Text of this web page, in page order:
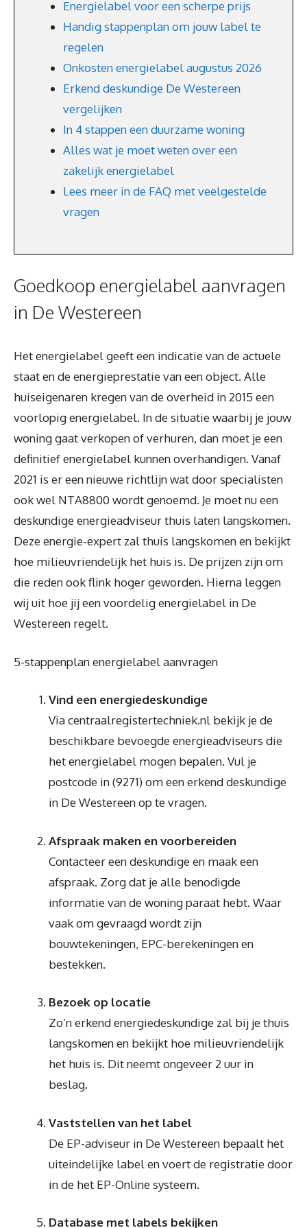
Energielabel voor een scherpe prijs
Handig stappenplan om jouw label te
regelen
Onkosten energielabel augustus 2026
Erkend deskundige De Westereen
vergelijken
In 4 stappen een duurzame woning
Alles wat je moet weten over een
zakelijk energielabel
Lees meer in de FAQ met veelgestelde
vragen
Goedkoop energielabel aanvragen
in De Westereen
Het energielabel geeft een indicatie van de actuele
staat en de energieprestatie van een object. Alle
huiseigenaren kregen van de overheid in 2015 een
voorlopig energielabel. In de situatie waarbij je jouw
woning gaat verkopen of verhuren, dan moet je een
definitief energielabel kunnen overhandigen. Vanaf
2021 is er een nieuwe richtlijn wat door specialisten
ook wel NTA8800 wordt genoemd. Je moet nu een
deskundige energieadviseur thuis laten langskomen.
Deze energie-expert zal thuis langskomen en bekijkt
hoe milieuvriendelijk het huis is. De prijzen zijn om
die reden ook flink hoger geworden. Hierna leggen
wij uit hoe jij een voordelig energielabel in De
Westereen regelt.
5-stappenplan energielabel aanvragen
Vind een energiedeskundige
Via centraalregistertechniek.nl bekijk je de
beschikbare bevoegde energieadviseurs die
het energielabel mogen bepalen. Vul je
postcode in (9271) om een erkend deskundige
in De Westereen op te vragen.
Afspraak maken en voorbereiden
Contacteer een deskundige en maak een
afspraak. Zorg dat je alle benodigde
informatie van de woning paraat hebt. Waar
vaak om gevraagd wordt zijn
bouwtekeningen, EPC-berekeningen en
bestekken.
Bezoek op locatie
Zo’n erkend energiedeskundige zal bij je thuis
langskomen en bekijkt hoe milieuvriendelijk
het huis is. Dit neemt ongeveer 2 uur in
beslag.
Vaststellen van het label
De EP-adviseur in De Westereen bepaalt het
uiteindelijke label en voert de registratie door
in de het EP-Online systeem.
Database met labels bekijken